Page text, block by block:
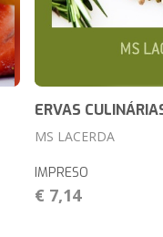
ERVAS
MS LACERDA
IMPRESO
€ 7,14